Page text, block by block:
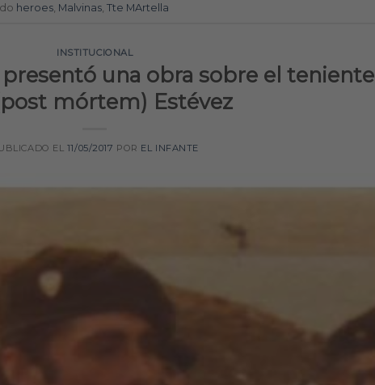
heroes Malvinas Tte MArtella
INSTITUCIONAL
una obra sobre el teniente
mórtem) Estévez
EL 11/05/2017 POR EL INFANTE